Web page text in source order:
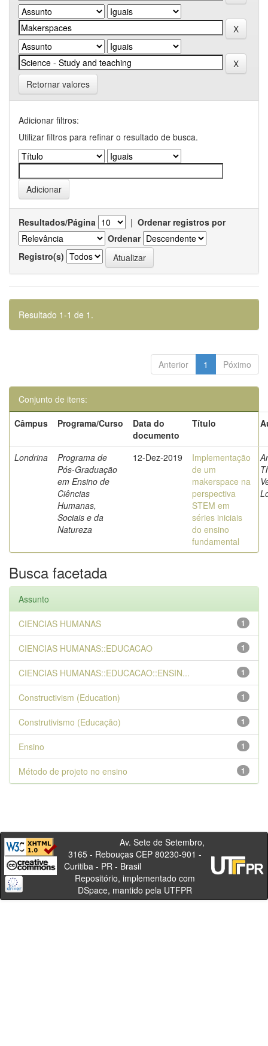
Retornar valores
Adicionar filtros:
Utilizar filtros para refinar o resultado de busca.
Resultados/Página | Ordenar registros por
Ordenar
Registro(s)
Resultado 1-1 de 1.
Anterior 1 Póximo
Conjunto de itens:
Câmpus
Programa/Curso
Data do
documento
Título
Londrina
Programa de
Pós-Graduação
em Ensino de
Ciências
Humanas,
Sociais e da
Natureza
12-Dez-2019
Implementação
de um
makerspace na
perspectiva
STEM em
séries iniciais
do ensino
fundamental
Busca facetada
Assunto
1
CIENCIAS HUMANAS
1
CIENCIAS HUMANAS::EDUCACAO
1
CIENCIAS HUMANAS::EDUCACAO::ENSIN...
1
Constructivism (Education)
1
Construtivismo (Educação)
1
Ensino
1
Método de projeto no ensino
Av. Sete de Setembro,
3165 - Rebouças CEP 80230-901 -
Curitiba - PR - Brasil
Repositório, implementado com
DSpace, mantido pela UTFPR